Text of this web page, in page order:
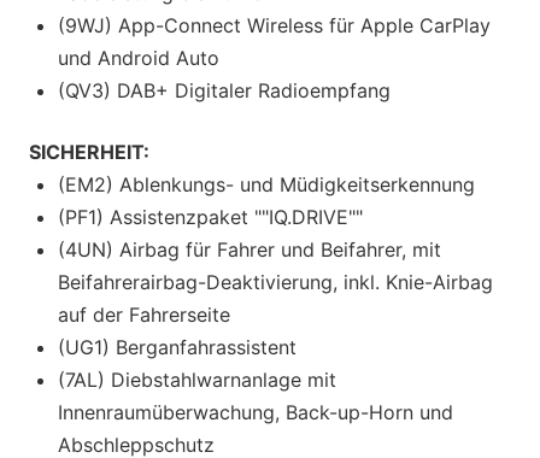
(9WJ) App-Connect Wireless für Apple CarPlay
und Android Auto
(QV3) DAB+ Digitaler Radioempfang
SICHERHEIT:
(EM2) Ablenkungs- und Müdigkeitserkennung
(PF1) Assistenzpaket ""IQ.DRIVE""
(4UN) Airbag für Fahrer und Beifahrer, mit
Beifahrerairbag-Deaktivierung, inkl. Knie-Airbag
auf der Fahrerseite
(UG1) Berganfahrassistent
(7AL) Diebstahlwarnanlage mit
Innenraumüberwachung, Back-up-Horn und
Abschleppschutz